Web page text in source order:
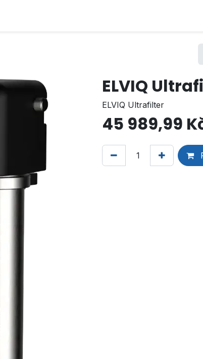
ELVIQ
ELVIQ Ultrafilter
45 989,99